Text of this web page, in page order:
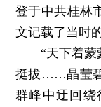
登于中共桂林
文记载了当时
“天下着
挺拔……晶莹
群峰中迂回绕